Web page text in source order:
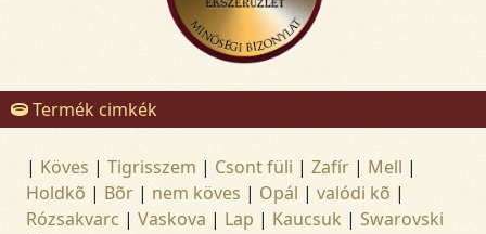
Termék cimkék
| Köves | Tigrisszem | Csont füli | Zafír | Mell |
Holdkõ | Bõr | nem köves | Opál | valódi kõ |
Rózsakvarc | Vaskova | Lap | Kaucsuk | Swarovski